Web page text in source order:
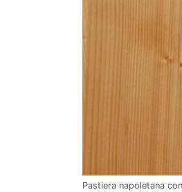
Pastiera napoletana